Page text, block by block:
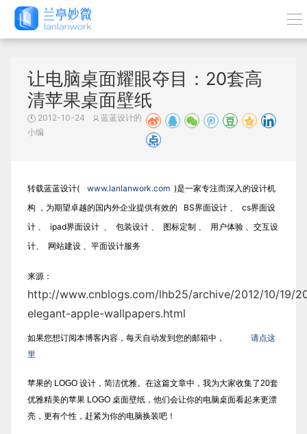
让电脑桌面耀眼夺目：20套高
清苹果桌面壁纸
2012-10-24
蓝蓝设计的
小编
转载蓝蓝设计( www.lanlanwork.com )是一家专注而深入的设计机
构 ，为期望卓越的国内外企业提供有效的 BS界面设计 、 cs界面设
计 、 ipad界面设计 、 包装设计 、 图标定制 、 用户体验 、交互设
计、 网站建设 、平面设计服务
来源：
http://www.cnblogs.com/lhb25/archive/2012/10/19/
elegant-apple-wallpapers.html
如果您想订阅本博客内容，每天自动发到您的邮箱中，
请点这
里
苹果的 LOGO 设计，简洁优雅。在这篇文章中，我为大家收集了20套
优雅精美的苹果 LOGO 桌面壁纸，他们会让你的电脑桌面看起来更漂
亮，更有个性，赶紧为你的电脑换装吧！